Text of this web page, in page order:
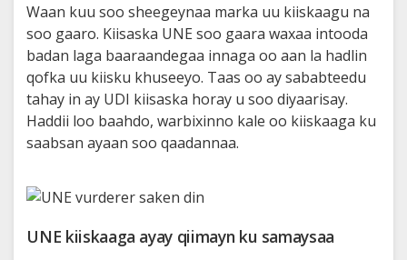
Waan kuu soo sheegeynaa marka uu kiiskaagu na
soo gaaro. Kiisaska UNE soo gaara waxaa intooda
badan laga baaraandegaa innaga oo aan la hadlin
qofka uu kiisku khuseeyo. Taas oo ay sababteedu
tahay in ay UDI kiisaska horay u soo diyaarisay.
Haddii loo baahdo, warbixinno kale oo kiiskaaga ku
saabsan ayaan soo qaadannaa.
UNE kiiskaaga ayay qiimayn ku samaysaa